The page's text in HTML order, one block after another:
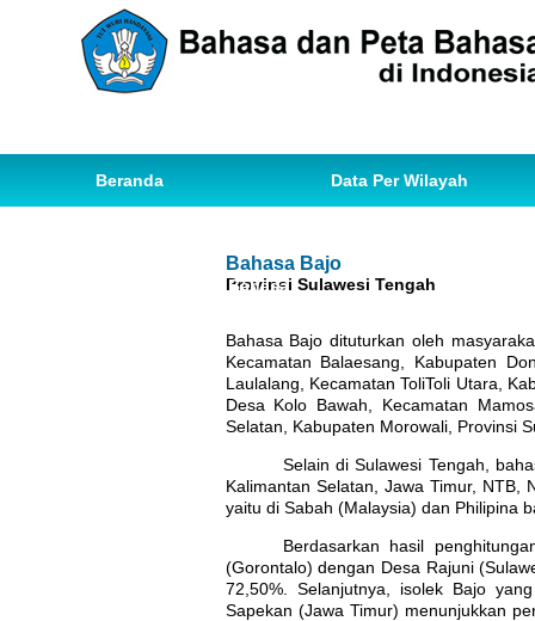
Beranda Data Per Wilayah
Ihwal Pemetaan Bahasa
Bahasa Bajo
Provinsi Sulawesi Tengah
Bahasa Bajo dituturkan oleh
Kecamatan Balaesang, Kabupaten
Laulalang, Kecamatan ToliToli Utara,
Desa Kolo Bawah, Kecamatan
Selatan, Kabupaten Morowali, Provinsi
Selain di Sulawesi Tengah,
Kalimantan Selatan, Jawa Timur,
yaitu di Sabah (Malaysia) dan Philipina
Berdasarkan hasil
(Gorontalo) dengan Desa Rajuni
72,50%. Selanjutnya, isolek Bajo
Sapekan (Jawa Timur) menunjukkan